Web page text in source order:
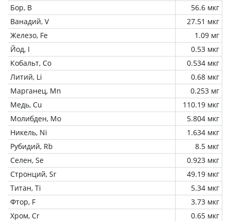
Бор, B
56.6 мкг
Ванадий, V
27.51 мкг
Железо, Fe
1.09 мг
Йод, I
0.53 мкг
Кобальт, Co
0.534 мкг
Литий, Li
0.68 мкг
Марганец, Mn
0.253 мг
Медь, Cu
110.19 мкг
Молибден, Mo
5.804 мкг
Никель, Ni
1.634 мкг
Рубидий, Rb
8.5 мкг
Селен, Se
0.923 мкг
Стронций, Sr
49.19 мкг
Титан, Ti
5.34 мкг
Фтор, F
3.73 мкг
Хром, Cr
0.65 мкг